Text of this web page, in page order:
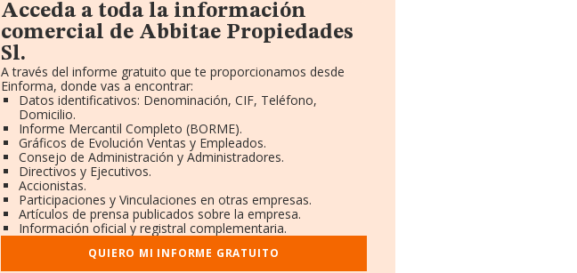
Acceda a toda la información
comercial de Abbitae Propiedades
Sl.
A través del informe gratuito que te proporcionamos desde
Einforma, donde vas a encontrar:
Datos identificativos: Denominación, CIF, Teléfono,
Domicilio.
Informe Mercantil Completo (BORME).
Gráficos de Evolución Ventas y Empleados.
Consejo de Administración y Administradores.
Directivos y Ejecutivos.
Accionistas.
Participaciones y Vinculaciones en otras empresas.
Artículos de prensa publicados sobre la empresa.
Información oficial y registral complementaria.
QUIERO MI INFORME GRATUITO